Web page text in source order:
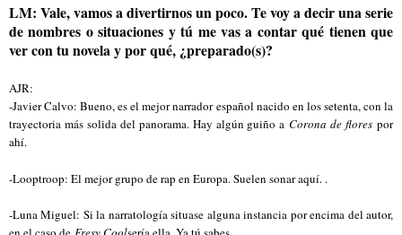
LM: Vale, vamos a divertirnos un poco. Te voy a decir una serie
de nombres o situaciones y tú me vas a contar qué tienen que
ver con tu novela y por qué, ¿preparado(s)?
AJR:
-Javier Calvo: Bueno, es el mejor narrador español nacido en los setenta, con la
trayectoria más solida del panorama. Hay algún guiño aCorona de flores por
ahí.
-Looptroop: El mejor grupo de rap en Europa. Suelen sonar aquí. .
-Luna Miguel: Si la narratología situase alguna instancia por encima del autor,